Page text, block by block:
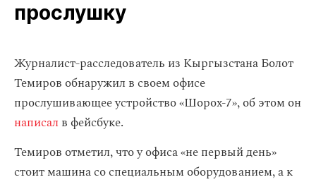
прослушку
Журналист-расследователь из Кыргызстана Болот
Темиров обнаружил в своем офисе
прослушивающее устройство «Шорох-7», об этом он
написал в фейсбуке.
Темиров отметил, что у офиса «не первый день»
стоит машина со специальным оборудованием, а к